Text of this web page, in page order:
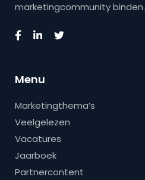
marketingcommunity binden.
Menu
Marketingthema’s
Veelgelezen
Vacatures
Jaarboek
Partnercontent